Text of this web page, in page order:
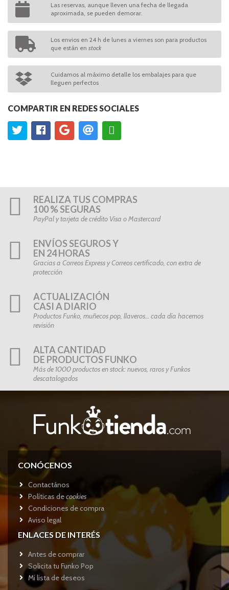
Las reservas, aunque lleven una fecha de llegada
aproximada, se pueden demorar.
Los envios en 24 h de lunes a viernes son para productos
que están en stock
Cuidamos al máximo detalle los embalajes para que
lleguen perfectos
COMPARTIR EN REDES SOCIALES
REALIZA TUS COMPRAS
100 % SEGURAS
PayPal y tarjeta de crédito Visa o Mastercard
ENVÍOS SEGUROS Y
EN 24 HORAS
Gracias a Correos Express y Correos certificado, con extra de
protección
ACTUALIZACIÓN
CASI A DIARIO
Productos Funko, muñecos pop, llaveros… cada día hacemos
revisión
ALTA CANTIDAD
DE PRODUCTOS FUNKO
Más de 1000 productos en stock: nuevos, raros y Funkos
descatalogados
CONÓCENOS
Contactános
Políticas decookies
Condiciones de compra
Aviso legal
ENLACES DE INTERÉS
Antes de comprar
Solicita tu Funko Pop
Mi lista de deseos